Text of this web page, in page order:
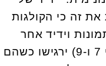
זה כי הקולגות
וידיד אחר
שאל איך הבנים שלי (היום בני 7 ו-9) ירגישו כשהם